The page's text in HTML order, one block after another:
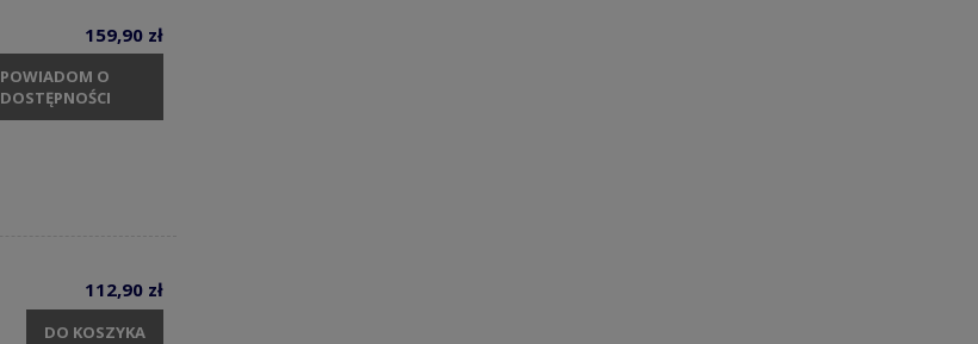
159,90 zł
POWIADOM O
DOSTĘPNOŚCI
112,90 zł
DO KOSZYKA